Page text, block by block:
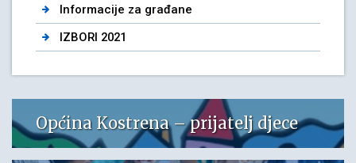
Informacije za građane
IZBORI 2021
Općina Kostrena – prijatelj djece